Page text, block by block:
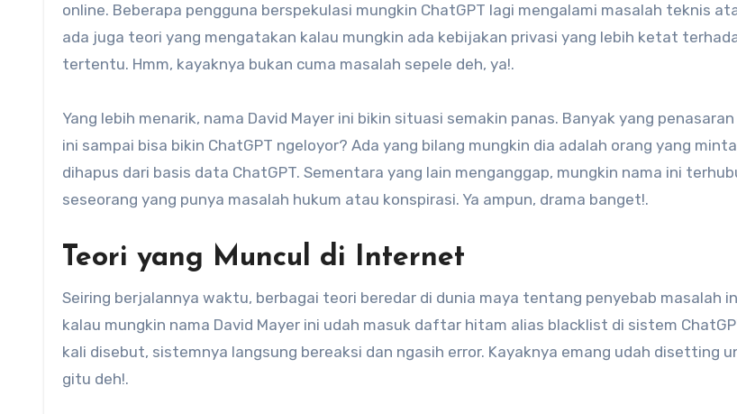
online. Beberapa pengguna berspekulasi mungkin ChatGPT lagi mengalami masalah teknis
ada juga teori yang mengatakan kalau mungkin ada kebijakan privasi yang lebih ketat
tertentu. Hmm, kayaknya bukan cuma masalah sepele deh, ya!.
Yang lebih menarik, nama David Mayer ini bikin situasi semakin panas. Banyak yang
ini sampai bisa bikin ChatGPT ngeloyor? Ada yang bilang mungkin dia adalah orang yang
dihapus dari basis data ChatGPT. Sementara yang lain menganggap, mungkin nama ini
seseorang yang punya masalah hukum atau konspirasi. Ya ampun, drama banget!.
Teori yang Muncul di Internet
Seiring berjalannya waktu, berbagai teori beredar di dunia maya tentang penyebab masalah
kalau mungkin nama David Mayer ini udah masuk daftar hitam alias blacklist di sistem
kali disebut, sistemnya langsung bereaksi dan ngasih error. Kayaknya emang udah disetting
gitu deh!.